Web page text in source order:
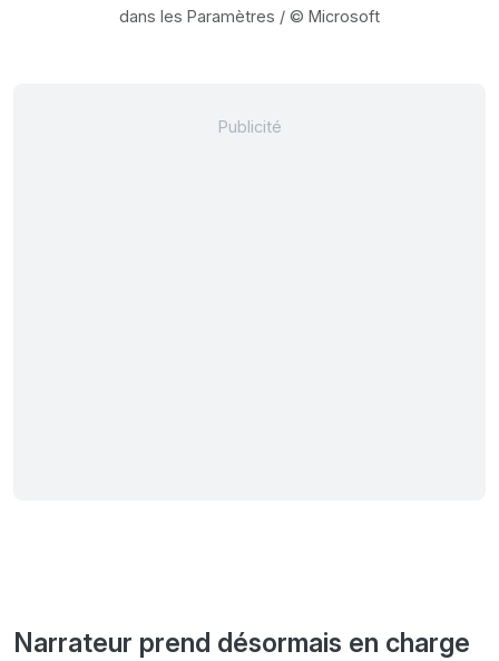
dans les Paramètres / © Microsoft
Narrateur prend désormais en charge